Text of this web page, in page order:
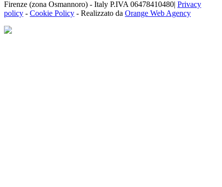
Firenze (zona Osmannoro) - Italy P.IVA 06478410480| Privacy
policy - Cookie Policy - Realizzato da Orange Web Agency